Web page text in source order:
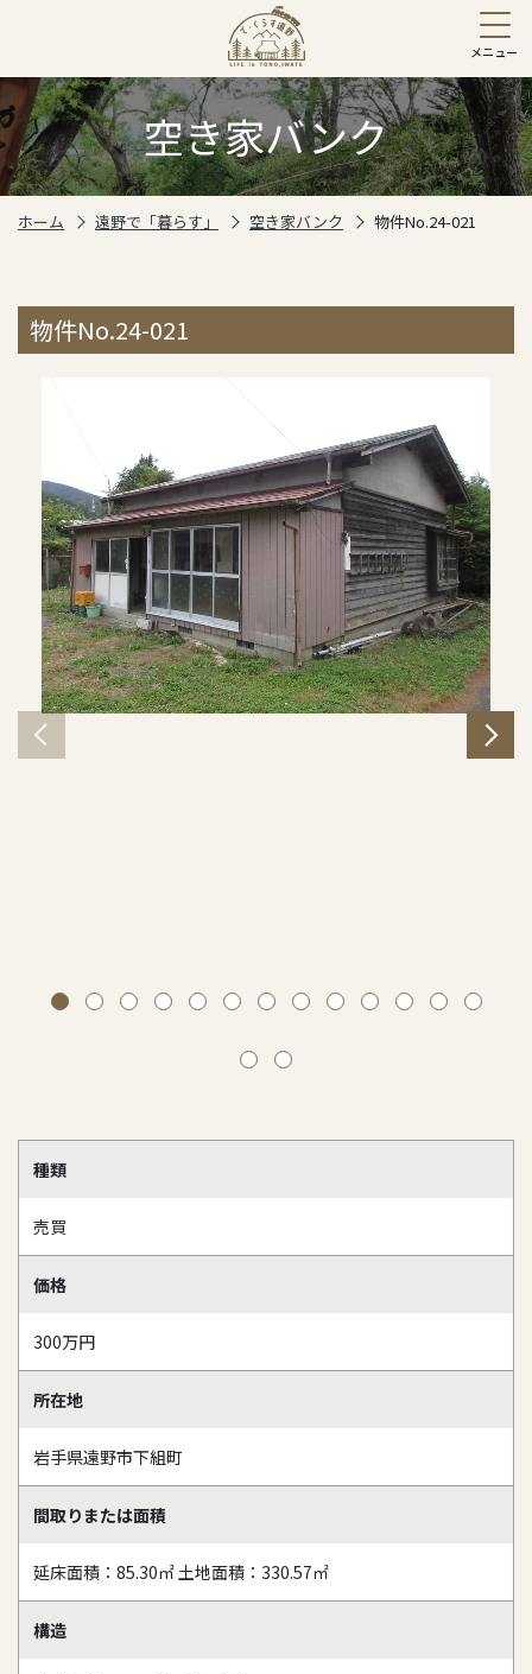
空き家バンク
ホーム 遠野で「暮らす」 空き家バンク 物件No.24-021
物件No.24-021
種類
売買
価格
300万円
所在地
岩手県遠野市下組町
間取りまたは面積
延床面積：85.30㎡ 土地面積：330.57㎡
構造